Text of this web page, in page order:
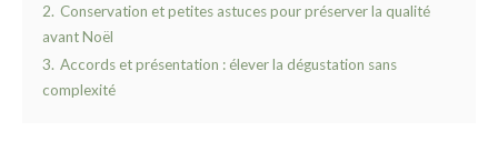
2. Conservation et petites astuces pour préserver la qualité
avant Noël
3. Accords et présentation : élever la dégustation sans
complexité